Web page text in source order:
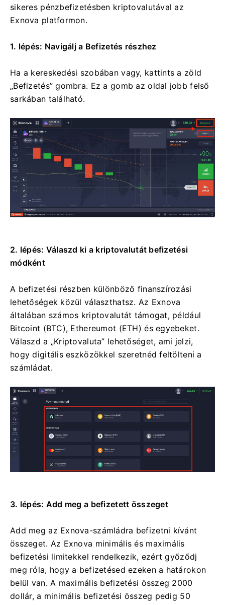
sikeres pénzbefizetésben kriptovalutával az
Exnova platformon.
1. lépés: Navigálj a Befizetés részhez
Ha a kereskedési szobában vagy, kattints a zöld
„Befizetés” gombra. Ez a gomb az oldal jobb felső
sarkában található.
2. lépés: Válaszd ki a kriptovalutát befizetési
módként
A befizetési részben különböző finanszírozási
lehetőségek közül választhatsz. Az Exnova
általában számos kriptovalutát támogat, például
Bitcoint (BTC), Ethereumot (ETH) és egyebeket.
Válaszd a „Kriptovaluta” lehetőséget, ami jelzi,
hogy digitális eszközökkel szeretnéd feltölteni a
számládat.
3. lépés: Add meg a befizetett összeget
Add meg az Exnova-számládra befizetni kívánt
összeget. Az Exnova minimális és maximális
befizetési limitekkel rendelkezik, ezért győződj
meg róla, hogy a befizetésed ezeken a határokon
belül van. A maximális befizetési összeg 2000
dollár, a minimális befizetési összeg pedig 50